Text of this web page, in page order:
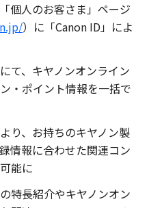
個人のお客さま」ページ
）に「Canon ID」によ
て、キヤノンオンライン
・ポイント情報を一括で
り、お持ちのキヤノン製
情報に合わせた関連コン
能に
特長紹介やキヤノンオン